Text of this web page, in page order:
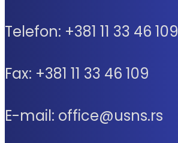
Telefon: +381 11 33 46 109
Fax: +381 11 33 46 109
E-mail: office@usns.rs